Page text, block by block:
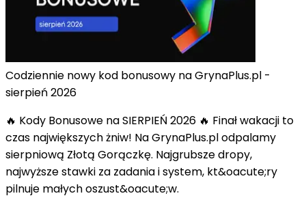
Codziennie nowy kod bonusowy na GrynaPlus.pl -
sierpień 2026
🔥 Kody Bonusowe na SIERPIEŃ 2026 🔥 Finał wakacji to
czas największych żniw! Na GrynaPlus.pl odpalamy
sierpniową Złotą Gorączkę. Najgrubsze dropy,
najwyższe stawki za zadania i system, kt&oacute;ry
pilnuje małych oszust&oacute;w.